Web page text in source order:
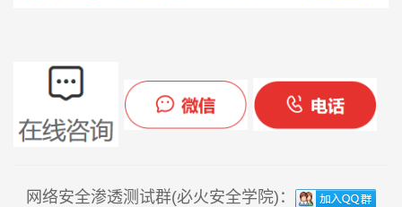
网络安全渗透测试群(必火安全学院)：